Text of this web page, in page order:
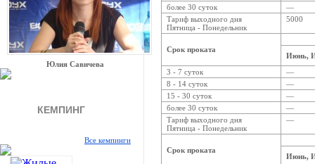
Юлия Савичева
КЕМПИНГ
Все кемпинги
более 30 суток
—
Тариф выходного дня
Пятница - Понедельник
5000
Срок проката
Июнь,
3 - 7 суток
—
8 - 14 суток
—
15 - 30 суток
—
более 30 суток
—
Тариф выходного дня
Пятница - Понедельник
—
Срок проката
Июнь,